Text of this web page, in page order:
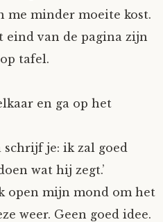
me minder moeite kost.
eind van de pagina zijn
tafel.
en ga op het
schrijf je: ik zal goed
wat hij zegt.’
open mijn mond om het
weer. Geen goed idee.